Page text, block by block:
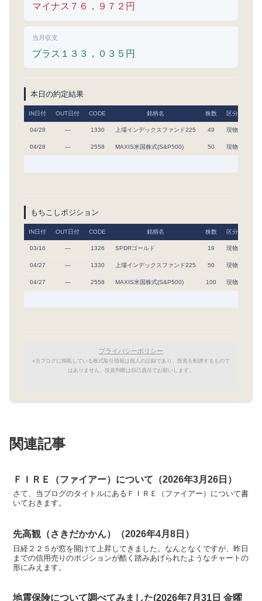
マイナス７６，９７２円
当月収支
プラス１３３，０３５円
本日の約定結果
IN日付 OUT日付 CODE 銘柄名 株数 区分
04/28 ― 1330 上場インデックスファンド225 49 現物
04/28 ― 2558 MAXIS米国株式(S&P500) 50 現物
もちこしポジション
IN日付 OUT日付 CODE 銘柄名 株数 区分
03/16 ― 1326 SPDRゴールド 19 現物
04/27 ― 1330 上場インデックスファンド225 50 現物
04/27 ― 2558 MAXIS米国株式(S&P500) 100 現物
プライバシーポリシー
※当ブログに掲載している株式取引情報は個人の記録であり、投資を勧誘するもので
はありません。投資判断は自己責任でお願いします。
関連記事
ＦＩＲＥ（ファイアー）について（2026年3月26日）
さて、当ブログのタイトルにあるＦＩＲＥ（ファイアー）について書
いておきます。
先高観（さきだかかん）（2026年4月8日）
日経２２５が窓を開けて上昇してきました。なんとなくですが、昨日
までの信用売りのポジションが酷く踏みあげられたようなチャートの
形にみえます。
地震保険について調べてみました(2026年7月31日 金曜